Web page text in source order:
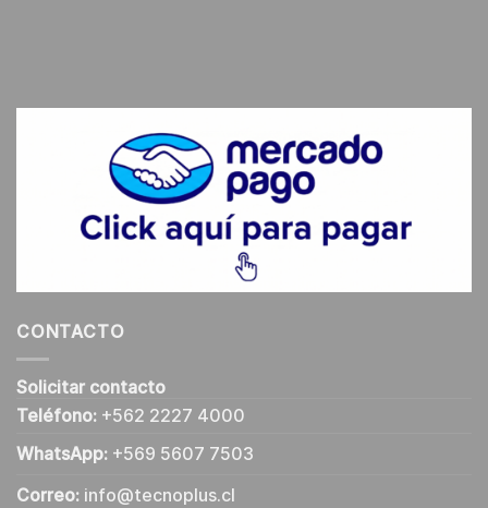
CONTACTO
Solicitar contacto
Teléfono: +562 2227 4000
WhatsApp: +569 5607 7503
Correo: info@tecnoplus.cl